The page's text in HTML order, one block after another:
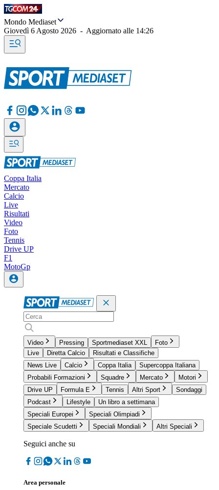
Mondo Mediaset
Giovedì 6 Agosto 2026 - Aggiornato alle 14:26
Coppa Italia
Mercato
Calcio
Live
Risultati
Video
Foto
Tennis
Drive UP
F1
MotoGp
Video Pressing Sportmediaset XXL
Foto
Live
Diretta Calcio
Risultati e Classifiche
News Live
Calcio Coppa Italia
Supercoppa Italiana
Probabili Formazioni
Squadre Mercato
Motori
Drive UP
Formula E Tennis Altri Sport
Sondaggi
Podcast
Lifestyle
Un libro a settimana
Speciali Europei
Speciali Olimpiadi
Speciale Scudetti
Speciali Mondiali Altri Speciali
Seguici anche su
Area personale